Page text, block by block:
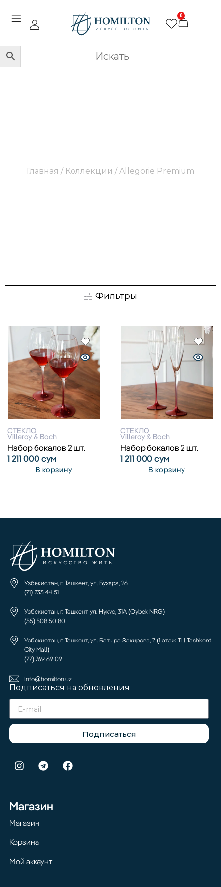
0
Главная / Коллекции / Allegorie Premium
Фильтры
СТЕКЛО
Villeroy & Boch
Набор бокалов 2 шт.
1 211 000сум
В корзину
СТЕКЛО
Villeroy & Boch
Набор бокалов 2 шт.
1 211 000сум
В корзину
Узбекистан, г. Ташкент, ул. Бухара, 26
(71) 233 44 51
Узбекистан, г. Ташкент ул. Нукус, 31А (Oybek NRG)
(55) 508 50 80
Узбекистан, г. Ташкент, ул. Батыра Закирова, 7 (1 этаж ТЦ Tashkent
City Mall)
(77) 769 69 09
Info@homilton.uz
Подписаться на обновления
Подписаться
Магазин
Магазин
Корзина
Мой аккаунт